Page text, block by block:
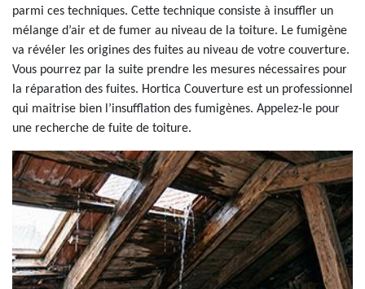
parmi ces techniques. Cette technique consiste à insuffler un
mélange d’air et de fumer au niveau de la toiture. Le fumigène
va révéler les origines des fuites au niveau de votre couverture.
Vous pourrez par la suite prendre les mesures nécessaires pour
la réparation des fuites. Hortica Couverture est un professionnel
qui maitrise bien l’insufflation des fumigènes. Appelez-le pour
une recherche de fuite de toiture.